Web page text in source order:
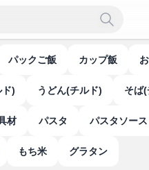
パックご飯 カップ飯
ド) うどん(チルド) そ
材 パスタ パスタソース
もち米 グラタン